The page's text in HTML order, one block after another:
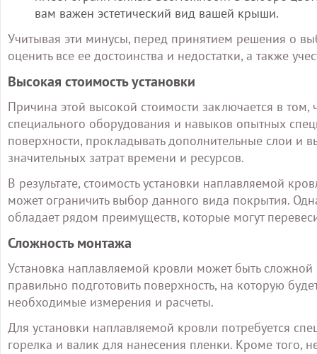
вам важен эстетический вид вашей крыши.
Учитывая эти минусы, перед принятием решения о
оценить все ее достоинства и недостатки, а также
Высокая стоимость установки
Причина этой высокой стоимости заключается в том,
специального оборудования и навыков опытных
поверхности, прокладывать дополнительные слои и
значительных затрат времени и ресурсов.
В результате, стоимость установки наплавляемой
может ограничить выбор данного вида покрытия.
обладает рядом преимуществ, которые могут
Сложность монтажа
Установка наплавляемой кровли может быть
правильно подготовить поверхность, на которую
необходимые измерения и расчеты.
Для установки наплавляемой кровли потребуется
горелка и валик для нанесения пленки. Кроме того,